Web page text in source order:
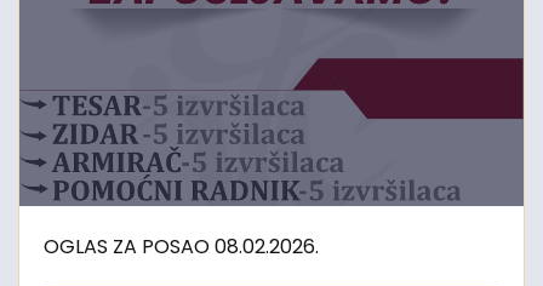
OGLAS ZA POSAO 08.02.2026.